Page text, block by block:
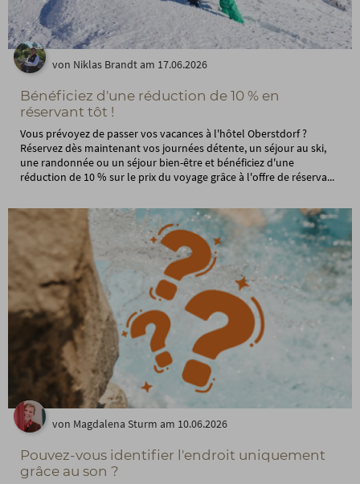
von Niklas Brandt am 17.06.2026
Bénéficiez d'une réduction de 10 % en
réservant tôt !
Vous prévoyez de passer vos vacances à l'hôtel Oberstdorf ?
Réservez dès maintenant vos journées détente, un séjour au ski,
une randonnée ou un séjour bien-être et bénéficiez d'une
réduction de 10 % sur le prix du voyage grâce à l'offre de réserva...
von Magdalena Sturm am 10.06.2026
Pouvez-vous identifier l'endroit uniquement
grâce au son ?